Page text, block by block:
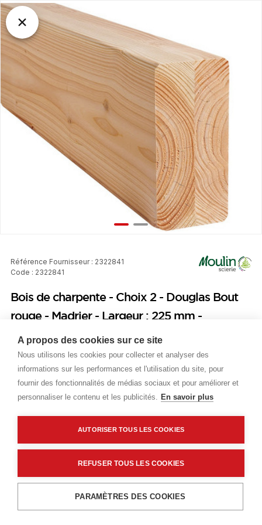
A propos des cookies sur ce site
Nous utilisons les cookies pour collecter et analyser des
informations sur les performances et l'utilisation du site, pour
fournir des fonctionnalités de médias sociaux et pour améliorer et
personnaliser le contenu et les publicités. En savoir plus
AUTORISER TOUS LES COOKIES
REFUSER TOUS LES COOKIES
PARAMÈTRES DES COOKIES
Référence Fournisseur : 2322841
Code : 2322841
Bois de charpente - Choix 2 - Douglas Bout
rouge - Madrier - Largeur : 225 mm -
Epaisseur : 100 mm - Longueur : 6000 mm
Prix public
Plus 0,80 € d'éco-part. DEEE
30,61 €TTC/ML
Livraison standard Sur commande
Description détaillée
Ajouter au panier